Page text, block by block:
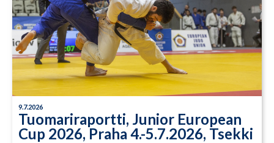
9.7.2026
Tuomariraportti, Junior European
Cup 2026, Praha 4.-5.7.2026, Tsekki